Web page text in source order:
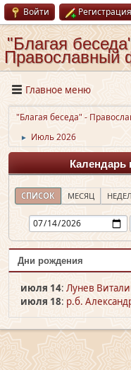
Войти Регистрация
"Благая
Православный
Главное меню
"Благая беседа" -
► Июль 2026
Календарь
СПИСОК МЕСЯЦ
Дни рождения
июля 14: Лунев
июля 18: р.б.